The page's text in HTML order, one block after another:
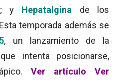
; y Hepatalgina de los
temporada además se
, un lanzamiento de la
intenta posicionarse,
Ver artículo
Ver